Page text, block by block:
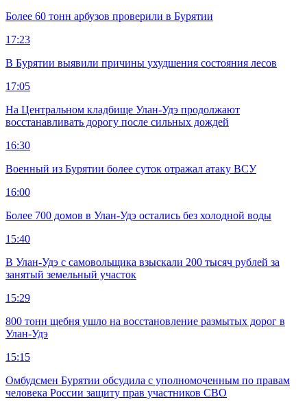
Более 60 тонн арбузов проверили в Бурятии
17:23
В Бурятии выявили причины ухудшения состояния лесов
17:05
На Центральном кладбище Улан-Удэ продолжают
восстанавливать дорогу после сильных дождей
16:30
Военный из Бурятии более суток отражал атаку ВСУ
16:00
Более 700 домов в Улан-Удэ остались без холодной воды
15:40
В Улан-Удэ с самовольщика взыскали 200 тысяч рублей за
занятый земельный участок
15:29
800 тонн щебня ушло на восстановление размытых дорог в
Улан-Удэ
15:15
Омбудсмен Бурятии обсудила с уполномоченным по правам
человека России защиту прав участников СВО